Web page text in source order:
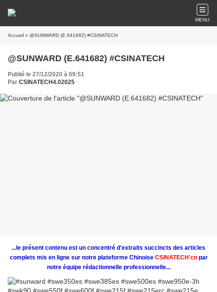
MENU
Accueil » @SUNWARD (E.641682) #CSINATECH
@SUNWARD (E.641682) #CSINATECH
Publié le 27/12/2020 à 09:51
Par CSINATECH4.02025
...le présent contenu est un concentré d'extraits succincts des articles
complets mis en ligne sur notre plateforme Chinoise CSINATECH'cn par
notre équipe rédactionnelle professionnelle...